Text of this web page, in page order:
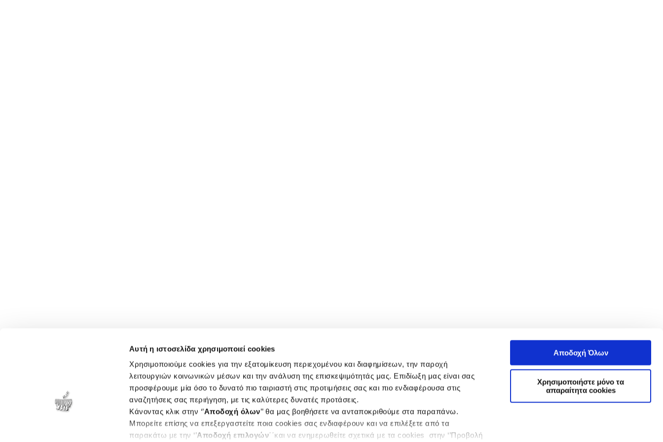
Αυτή η ιστοσελίδα χρησιμοποιεί cookies
Χρησιμοποιούμε cookies για την εξατομίκευση περιεχομένου και διαφημίσεων, την παροχή
λειτουργιών κοινωνικών μέσων και την ανάλυση της επισκεψιμότητάς μας. Επιδίωξη μας είναι σας
προσφέρουμε μία όσο το δυνατό πιο ταιριαστή στις προτιμήσεις σας και πιο ενδιαφέρουσα στις
αναζητήσεις σας περιήγηση, με τις καλύτερες δυνατές προτάσεις.
Κάνοντας κλικ στην ‘’Αποδοχή όλων’’ θα μας βοηθήσετε να ανταποκριθούμε στα παραπάνω.
Μπορείτε επίσης να επεξεργαστείτε ποια cookies σας ενδιαφέρουν και να επιλέξετε από τα
παρακάτω με την ‘’Αποδοχή επιλογών΄΄και να ενημερωθείτε σχετικά με τα cookies στην ‘’Προβολή
Αποδοχή Όλων
Χρησιμοποιήστε μόνο τα
απαραίτητα cookies